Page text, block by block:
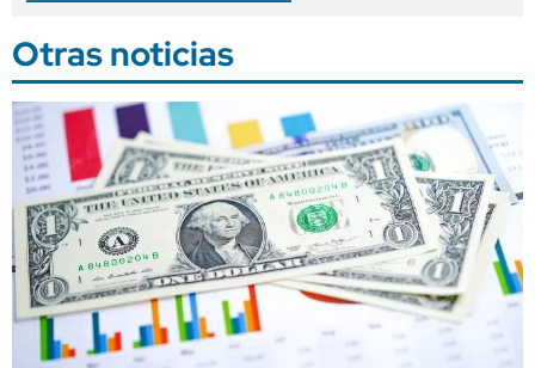
Otras noticias